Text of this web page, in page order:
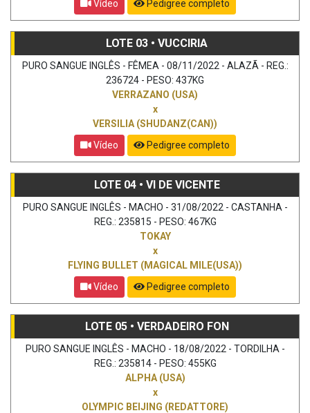
Vídeo
Pedigree completo
LOTE 03 • VUCCIRIA
PURO SANGUE INGLÊS - FÊMEA - 08/11/2022 - ALAZÃ - REG.:
236724 - PESO: 437KG
VERRAZANO (USA)
x
VERSILIA (SHUDANZ(CAN))
Vídeo
Pedigree completo
LOTE 04 • VI DE VICENTE
PURO SANGUE INGLÊS - MACHO - 31/08/2022 - CASTANHA -
REG.: 235815 - PESO: 467KG
TOKAY
x
FLYING BULLET (MAGICAL MILE(USA))
Vídeo
Pedigree completo
LOTE 05 • VERDADEIRO FON
PURO SANGUE INGLÊS - MACHO - 18/08/2022 - TORDILHA -
REG.: 235814 - PESO: 455KG
ALPHA (USA)
x
OLYMPIC BEIJING (REDATTORE)